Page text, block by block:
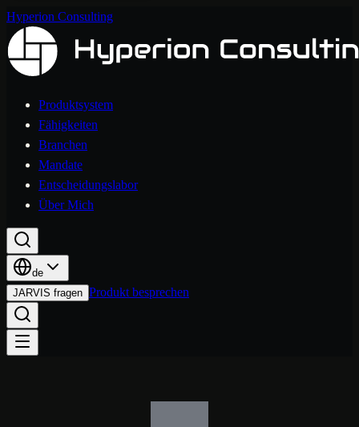
Hyperion Consulting
Produktsystem
Fähigkeiten
Branchen
Mandate
Entscheidungslabor
Über Mich
de
JARVIS fragen Produkt besprechen